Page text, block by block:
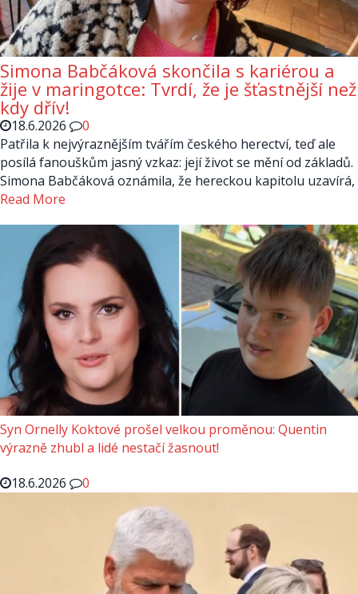
Simona Babčáková skončila s kariérou a
žije v maringotce: Tvrdí, že je šťastnější než
kdy dřív!
18.6.2026
0
Patřila k nejvýraznějším tvářím českého herectví, teď ale
posílá fanouškům jasný vzkaz: její život se mění od základů.
Simona Babčáková oznámila, že hereckou kapitolu uzavírá,
Read More
Syn Ornelly Koktové prošel velkou proměnou: Quentin
výrazně zhubl a lidé nestačí žasnout!
18.6.2026
0